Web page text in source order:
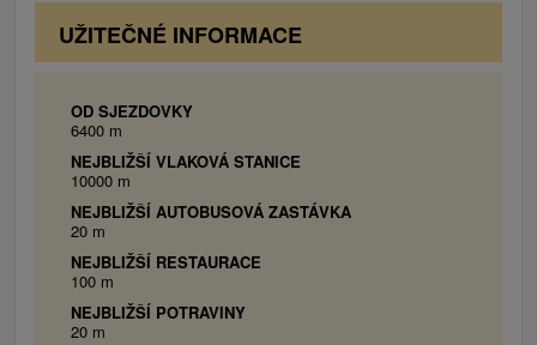
manželská posteľ), obývacia miestnosť
(TV/SAT, krb, CD/DVD prehrávač, 2x
kúpeľňa s toaletou.
UŽITEČNÉ INFORMACE
OD SJEZDOVKY
6400 m
NEJBLIŽŠÍ VLAKOVÁ STANICE
10000 m
NEJBLIŽŠÍ AUTOBUSOVÁ ZASTÁVKA
20 m
NEJBLIŽŠÍ RESTAURACE
100 m
NEJBLIŽŠÍ POTRAVINY
20 m